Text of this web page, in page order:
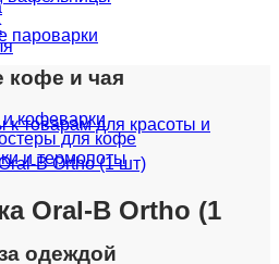
пароварки
кофе и чая
кофеварки
для кофе
и термопоты
одеждой
к товарам для красоты и
Oral-B Ortho (1